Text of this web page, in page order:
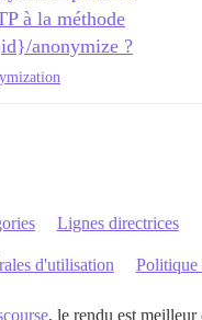
à la méthode
anonymize ?
Lignes directrices
d'utilisation Politique
, le rendu est meilleur